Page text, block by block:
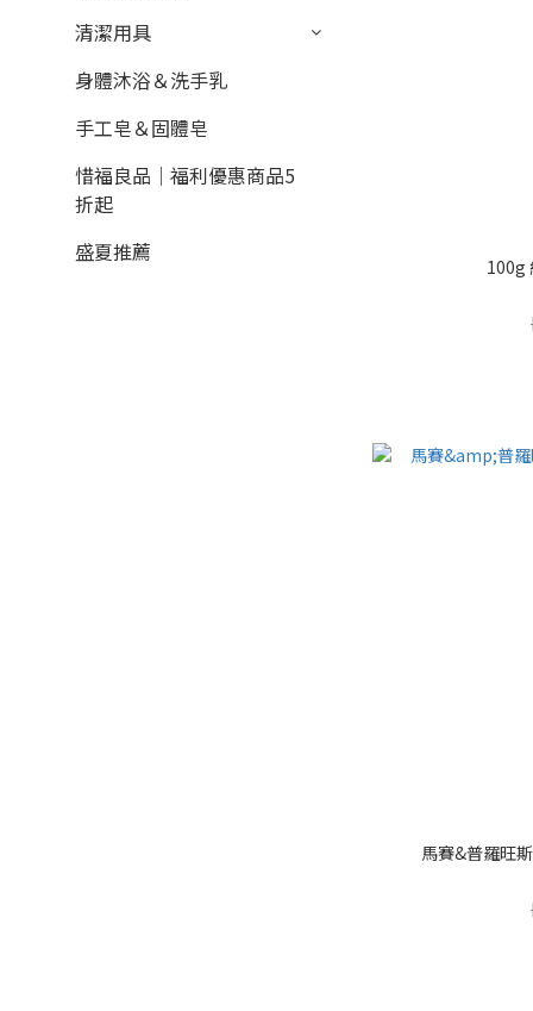
清潔用具
身體沐浴＆洗手乳
手工皂＆固體皂
惜福良品｜福利優惠商品5
折起
盛夏推薦
100g
馬賽&普羅旺